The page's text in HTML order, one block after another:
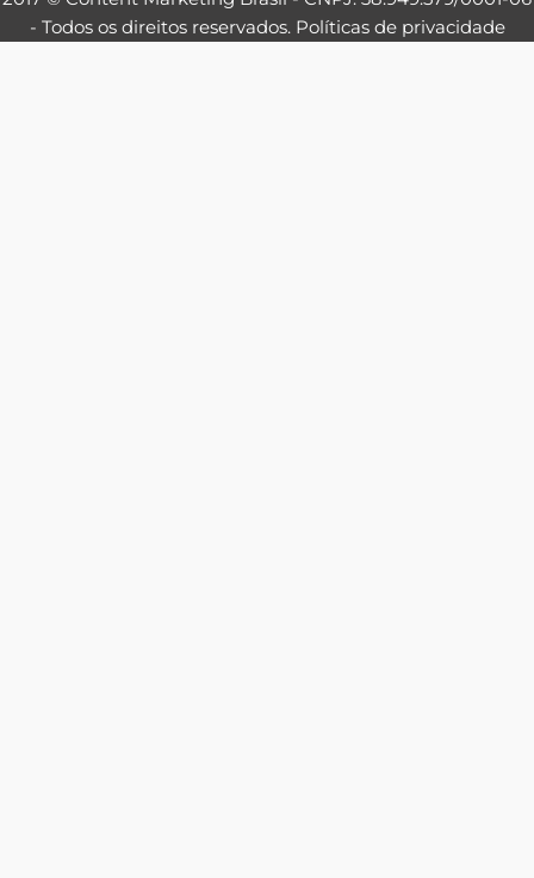
- Todos os direitos reservados. Políticas de privacidade